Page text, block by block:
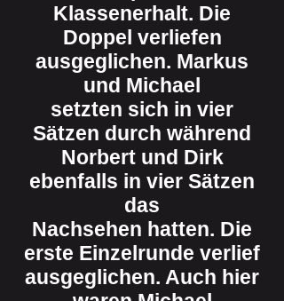
Klassenerhalt. Die
Doppel verliefen
ausgeglichen. Markus
und Michael
setzten sich in vier
Sätzen durch während
Norbert und Dirk
ebenfalls in vier Sätzen
das
Nachsehen hatten. Die
erste Einzelrunde verlief
ausgeglichen. Auch hier